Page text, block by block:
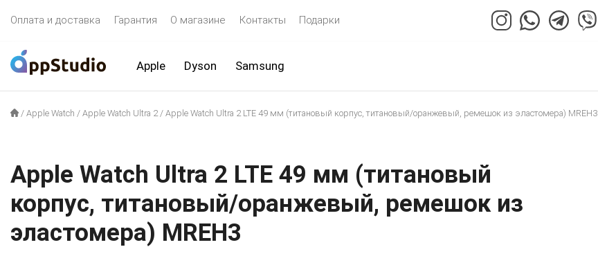
Оплата и доставка Гарантия О магазине Контакты Подарки
Apple Dyson Samsung
/ Apple Watch / Apple Watch Ultra 2/ Apple Watch Ultra 2 LTE 49 мм (титановый корпус, титановый/оранжевый, ремешок из эластомера) MREH3
Apple Watch Ultra 2 LTE 49 мм (титановый
корпус, титановый/оранжевый, ремешок из
эластомера) MREH3